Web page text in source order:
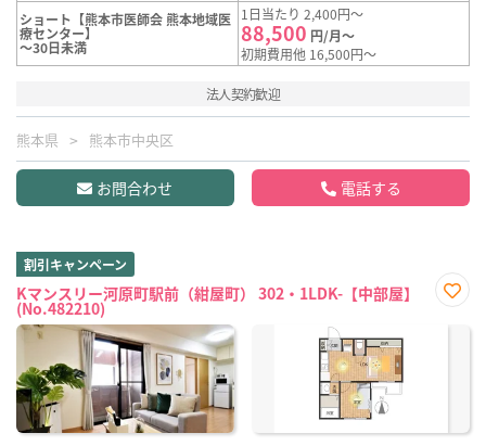
ショート【熊本市医師会 熊本地域医
療センター】
～30日未満
1日当たり 2,400円～
88,500 円/月～
初期費用他 16,500円～
法人契約歓迎
熊本県 熊本市中央区
お問合わせ 電話する
割引キャンペーン
Kマンスリー河原町駅前（紺屋町） 302・1LDK-【中部屋】
(No.482210)
に入